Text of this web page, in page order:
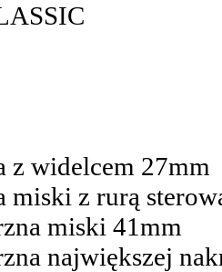
z widelcem 27mm
miski z rurą
miski 41mm
największej